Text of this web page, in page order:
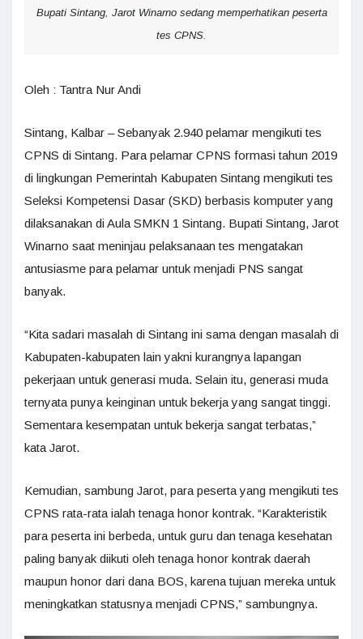
Bupati Sintang, Jarot Winarno sedang memperhatikan peserta
tes CPNS.
Oleh : Tantra Nur Andi
Sintang, Kalbar – Sebanyak 2.940 pelamar mengikuti tes
CPNS di Sintang. Para pelamar CPNS formasi tahun 2019
di lingkungan Pemerintah Kabupaten Sintang mengikuti tes
Seleksi Kompetensi Dasar (SKD) berbasis komputer yang
dilaksanakan di Aula SMKN 1 Sintang. Bupati Sintang, Jarot
Winarno saat meninjau pelaksanaan tes mengatakan
antusiasme para pelamar untuk menjadi PNS sangat
banyak.
“Kita sadari masalah di Sintang ini sama dengan masalah di
Kabupaten-kabupaten lain yakni kurangnya lapangan
pekerjaan untuk generasi muda. Selain itu, generasi muda
ternyata punya keinginan untuk bekerja yang sangat tinggi.
Sementara kesempatan untuk bekerja sangat terbatas,”
kata Jarot.
Kemudian, sambung Jarot, para peserta yang mengikuti tes
CPNS rata-rata ialah tenaga honor kontrak. “Karakteristik
para peserta ini berbeda, untuk guru dan tenaga kesehatan
paling banyak diikuti oleh tenaga honor kontrak daerah
maupun honor dari dana BOS, karena tujuan mereka untuk
meningkatkan statusnya menjadi CPNS,” sambungnya.